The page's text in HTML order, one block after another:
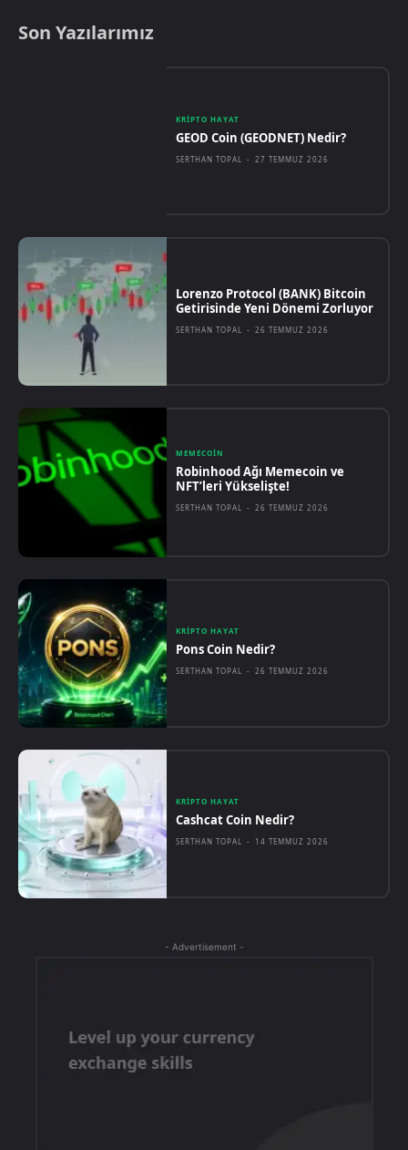
Son Yazılarımız
KRIPTO HAYAT
GEOD Coin (GEODNET) Nedir?
SERTHAN TOPAL - 27 TEMMUZ 2026
Lorenzo Protocol (BANK) Bitcoin
Getirisinde Yeni Dönemi Zorluyor
SERTHAN TOPAL - 26 TEMMUZ 2026
MEMECOIN
Robinhood Ağı Memecoin ve
NFT’leri Yükselişte!
SERTHAN TOPAL - 26 TEMMUZ 2026
KRIPTO HAYAT
Pons Coin Nedir?
SERTHAN TOPAL - 26 TEMMUZ 2026
KRIPTO HAYAT
Cashcat Coin Nedir?
SERTHAN TOPAL - 14 TEMMUZ 2026
- Advertisement -